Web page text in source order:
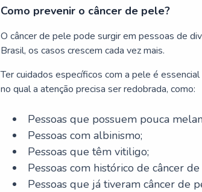
Como prevenir o câncer de pele?
O câncer de pele pode surgir em pessoas de
Brasil, os casos crescem cada vez mais.
Ter cuidados específicos com a pele é
no qual a atenção precisa ser redobrada, como:
Pessoas que possuem pouca
Pessoas com albinismo;
Pessoas que têm vitiligo;
Pessoas com histórico de câncer
Pessoas que já tiveram câncer de